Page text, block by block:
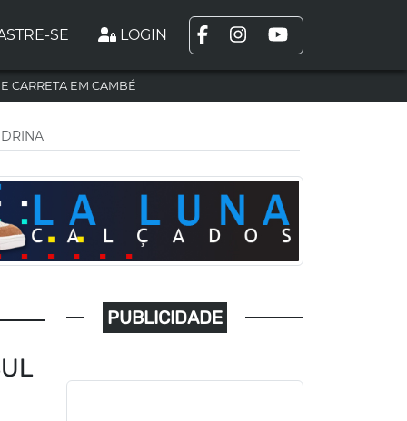
SE LOGIN
CARRETA EM CAMBÉ
PUBLICIDADE